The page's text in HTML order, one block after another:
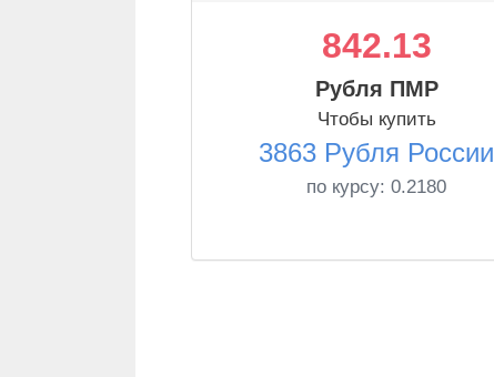
842.13
Рубля ПМР
Чтобы купить
3863 Рубля России
по курсу: 0.2180